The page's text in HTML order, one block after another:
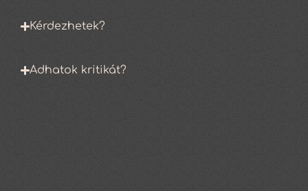
Kérdezhetek?
Adhatok kritikát?